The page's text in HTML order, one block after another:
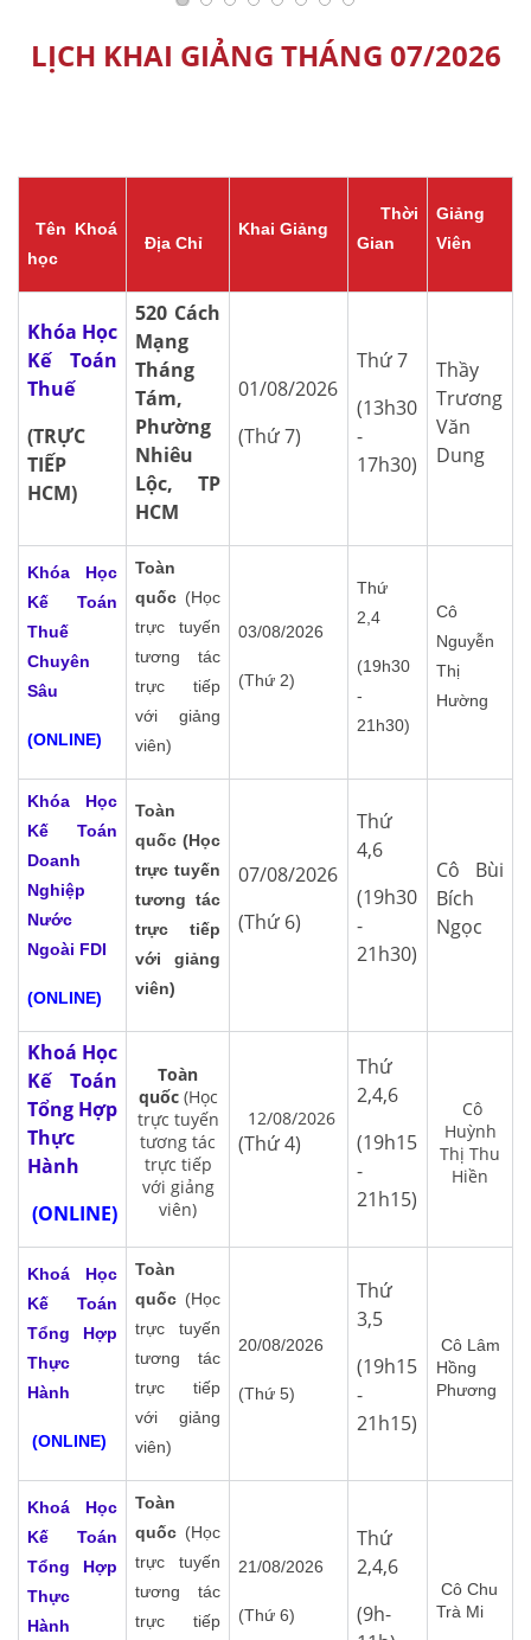
LỊCH KHAI GIẢNG THÁNG 07/2026
Tên Khoá
học
Địa Chỉ
Khai Giảng
Thời
Gian
Giảng
Viên
Khóa Học
Kế Toán
Thuế
(TRỰC
TIẾP
HCM)
520 Cách
Mạng
Tháng
Tám,
Phường
Nhiêu
Lộc, TP
HCM
01/08/2026
(Thứ 7)
Thứ 7
(13h30
-
17h30)
Thầy
Trương
Văn
Dung
Khóa Học
Kế Toán
Thuế
Chuyên
Sâu
(ONLINE)
Toàn
quốc (Học
trực tuyến
tương tác
trực tiếp
với giảng
viên)
03/08/2026
(Thứ 2)
Thứ
2,4
(19h30
-
21h30)
Cô
Nguyễn
Thị
Hường
Khóa Học
Kế Toán
Doanh
Nghiệp
Nước
Ngoài FDI
(ONLINE)
Toàn
quốc (Học
trực tuyến
tương tác
trực tiếp
với giảng
viên)
07/08/2026
(Thứ 6)
Thứ
4,6
(19h30
-
21h30)
Cô Bùi
Bích
Ngọc
Khoá Học
Kế Toán
Tổng Hợp
Thực
Hành
(ONLINE)
Toàn
quốc (Học
trực tuyến
tương tác
trực tiếp
với giảng
viên)
12/08/2026
(Thứ 4)
Thứ
2,4,6
(19h15
-
21h15)
Cô
Huỳnh
Thị Thu
Hiền
Khoá Học
Kế Toán
Tổng Hợp
Thực
Hành
(ONLINE)
Toàn
quốc (Học
trực tuyến
tương tác
trực tiếp
với giảng
viên)
20/08/2026
(Thứ 5)
Thứ
3,5
(19h15
-
21h15)
Cô Lâm
Hồng
Phương
Khoá Học
Kế Toán
Tổng Hợp
Thực
Hành
Toàn
quốc (Học
trực tuyến
tương tác
trực tiếp
21/08/2026
(Thứ 6)
Thứ
2,4,6
(9h-
Cô Chu
Trà Mi